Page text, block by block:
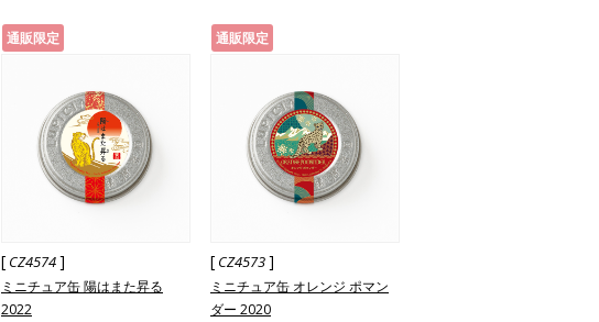
通販限定
[ CZ4574]
ミニチュア缶 陽はまた昇る
2022
通販限定
[ CZ4573]
ミニチュア缶 オレンジ ポマン
ダー 2020